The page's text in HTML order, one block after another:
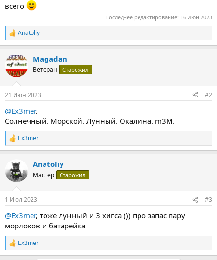
всего
Последнее редактирование: 16 Июн 2023
Р
е
к
ц
и
Anatoliy
Magadan
Ветеран Старожил
21 Июн 2023 #2
@Ex3mer,
Солнечный. Морской. Лунный. Окалина. m3M.
Р
е
ц
и
Ex3mer
Anatoliy
Мастер Старожил
1 Июл 2023 #3
@Ex3mer, тоже лунный и 3 хигса ))) про запас пару
морлоков и батарейка
Р
е
Ex3mer